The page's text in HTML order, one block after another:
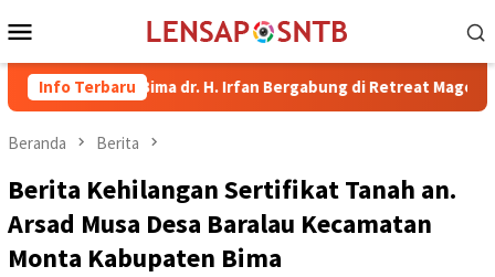
ke
Mobile
Info Terbaru
Bima dr. H. Irfan Bergabung di Retreat Magelang
Beranda Berita
Berita Kehilangan Sertifikat Tanah an.
Arsad Musa Desa Baralau Kecamatan
Monta Kabupaten Bima